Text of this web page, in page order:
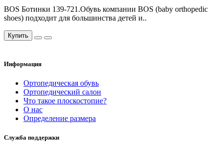
BOS Ботинки 139-721.Обувь компании BOS (baby orthopedic
shoes) подходит для большинства детей и..
Купить
Информация
Ортопедическая обувь
Ортопедический салон
Что такое плоскостопие?
О нас
Определение размера
Служба поддержки